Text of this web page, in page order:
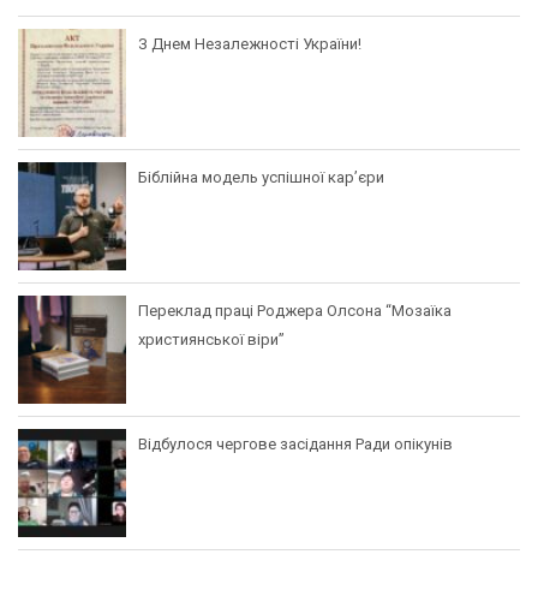
З Днем Незалежності України!
Біблійна модель успішної кар’єри
Переклад праці Роджера Олсона “Мозаїка
християнської віри”
Відбулося чергове засідання Ради опікунів